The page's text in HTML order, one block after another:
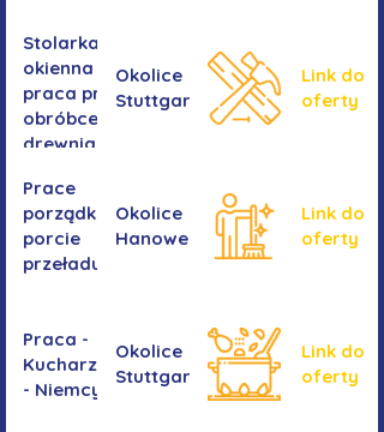
Stolarka
okienna -
praca przy
obróbce
drewnianych
okiennych
Okolice
Stuttgartu
Link do
oferty
Prace
porządkowe w
porcie
przeładunkowym
Okolice
Hanoweru
Link do
oferty
Praca -
Kucharz/kucharka
- Niemcy
Okolice
Stuttgartu
Link do
oferty